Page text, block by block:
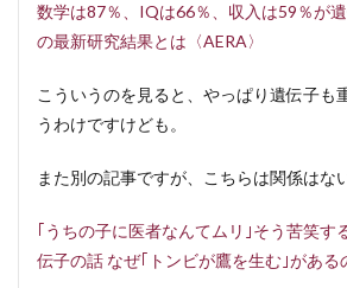
数学は87％、IQは66％、収入は59％が
の最新研究結果とは〈AERA〉
こういうのを見ると、やっぱり遺伝子も
うわけですけども。
また別の記事ですが、こちらは関係はな
｢うちの子に医者なんてムリ｣そう苦笑す
伝子の話 なぜ｢トンビが鷹を生む｣がある